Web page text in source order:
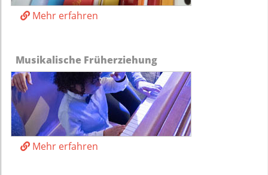
Mehr erfahren
Musikalische Früherziehung
Mehr erfahren